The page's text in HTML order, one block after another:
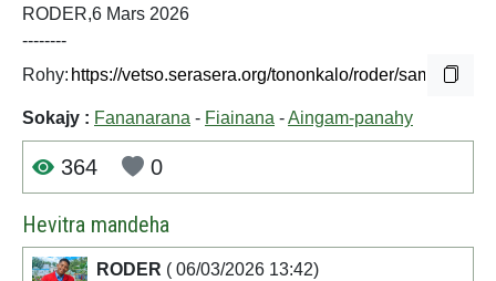
RODER,6 Mars 2026
--------
Rohy:
Sokajy : Fananarana - Fiainana -Aingam-panahy
364 0
Hevitra mandeha
RODER ( 06/03/2026 13:42)